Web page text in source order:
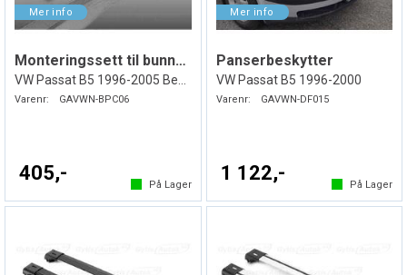
Monteringssett til bunnplate i plast
Varenr: GAVWN-BPC06
405,-
På Lager
Panserbeskytter
VW Passat B5 1996-2000
Varenr: GAVWN-DF015
1 122,-
På Lager